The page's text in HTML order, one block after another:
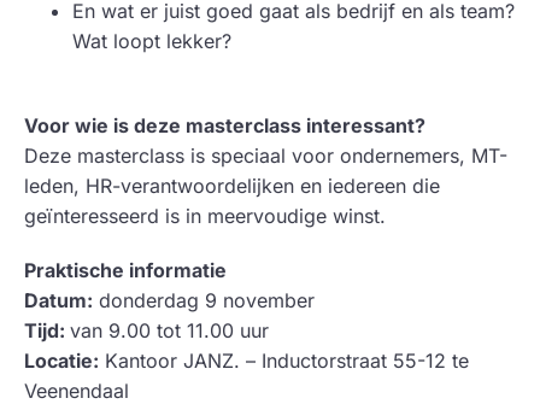
En wat er juist goed gaat als bedrijf en als team?
Wat loopt lekker?
Voor wie is deze masterclass interessant?
Deze masterclass is speciaal voor ondernemers, MT-
leden, HR-verantwoordelijken en iedereen die
geïnteresseerd is in meervoudige winst.
Praktische informatie
Datum: donderdag 9 november
Tijd: van 9.00 tot 11.00 uur
Locatie: Kantoor JANZ. – Inductorstraat 55-12 te
Veenendaal